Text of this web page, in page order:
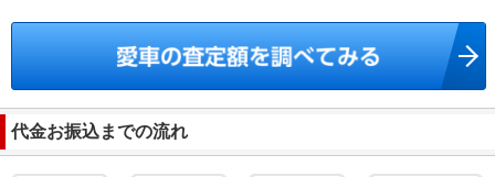
代金お振込までの流れ